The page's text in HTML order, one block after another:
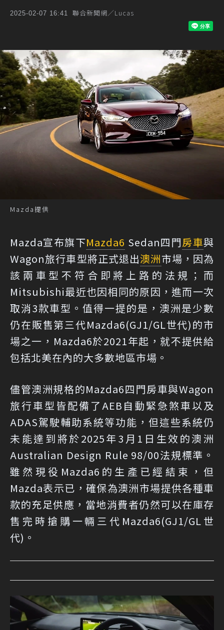
2025-02-07 16:41 聯合新聞網／Lucas
Mazda提供
Mazda宣布旗下Mazda6 Sedan四門房車與
Wagon旅行車型將正式退出澳洲市場，因為
該兩車型不符合即將上路的法規；而
Mitsubishi最近也因相同的原因，進而一次
取消3款車型。值得一提的是，澳洲是少數
仍在販售第三代Mazda6(GJ1/GL世代)的市
場之一，Mazda6於2021年起，就不提供給
包括北美在內的大多數地區市場。
儘管澳洲規格的Mazda6四門房車與Wagon
旅行車型皆配備了AEB自動緊急煞車以及
ADAS駕駛輔助系統等功能，但這些系統仍
未能達到將於2025年3月1日生效的澳洲
Australian Design Rule 98/00法規標準。
雖然現役Mazda6的生產已經結束，但
Mazda表示已，確保為澳洲市場提供各種車
款的充足供應，當地消費者仍然可以在庫存
售完時搶購一輛三代Mazda6(GJ1/GL世
代)。